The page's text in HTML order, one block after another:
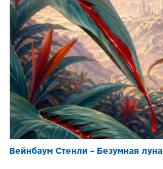
Вейнбаум Стенли – Безумная луна